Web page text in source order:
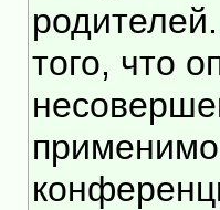
того, что